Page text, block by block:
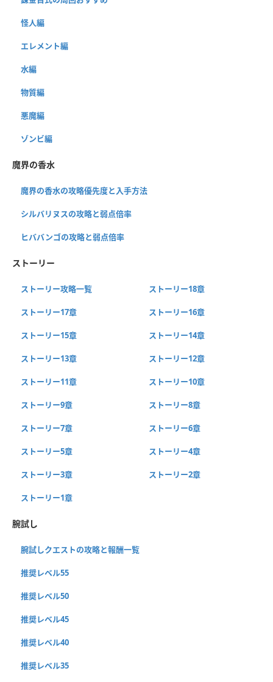
怪人編
エレメント編
水編
物質編
悪魔編
ゾンビ編
魔界の香水
魔界の香水の攻略優先度と入手方法
シルバリヌスの攻略と弱点倍率
ヒババンゴの攻略と弱点倍率
ストーリー
ストーリー攻略一覧 ストーリー18章
ストーリー17章 ストーリー16章
ストーリー15章 ストーリー14章
ストーリー13章 ストーリー12章
ストーリー11章 ストーリー10章
ストーリー9章 ストーリー8章
ストーリー7章 ストーリー6章
ストーリー5章 ストーリー4章
ストーリー3章 ストーリー2章
ストーリー1章
腕試し
腕試しクエストの攻略と報酬一覧
推奨レベル55
推奨レベル50
推奨レベル45
推奨レベル40
推奨レベル35